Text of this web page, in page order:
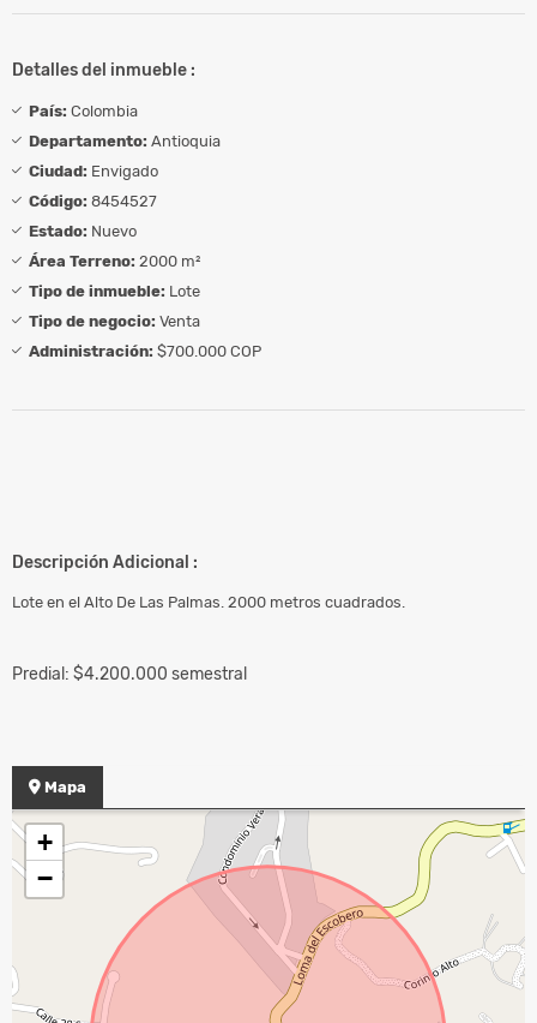
Detalles del inmueble :
País: Colombia
Departamento: Antioquia
Ciudad: Envigado
Código: 8454527
Estado: Nuevo
Área Terreno: 2000 m²
Tipo de inmueble: Lote
Tipo de negocio: Venta
Administración: $700.000 COP
Descripción Adicional :
Lote en el Alto De Las Palmas. 2000 metros cuadrados.
Predial: $4.200.000 semestral
Mapa
+
−